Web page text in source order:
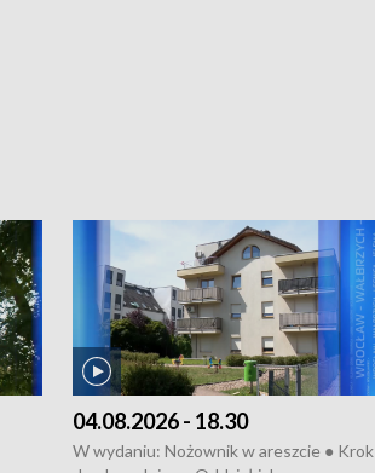
04.08.2026 - 18.30
W wydaniu: Nożownik w areszcie ● Krok